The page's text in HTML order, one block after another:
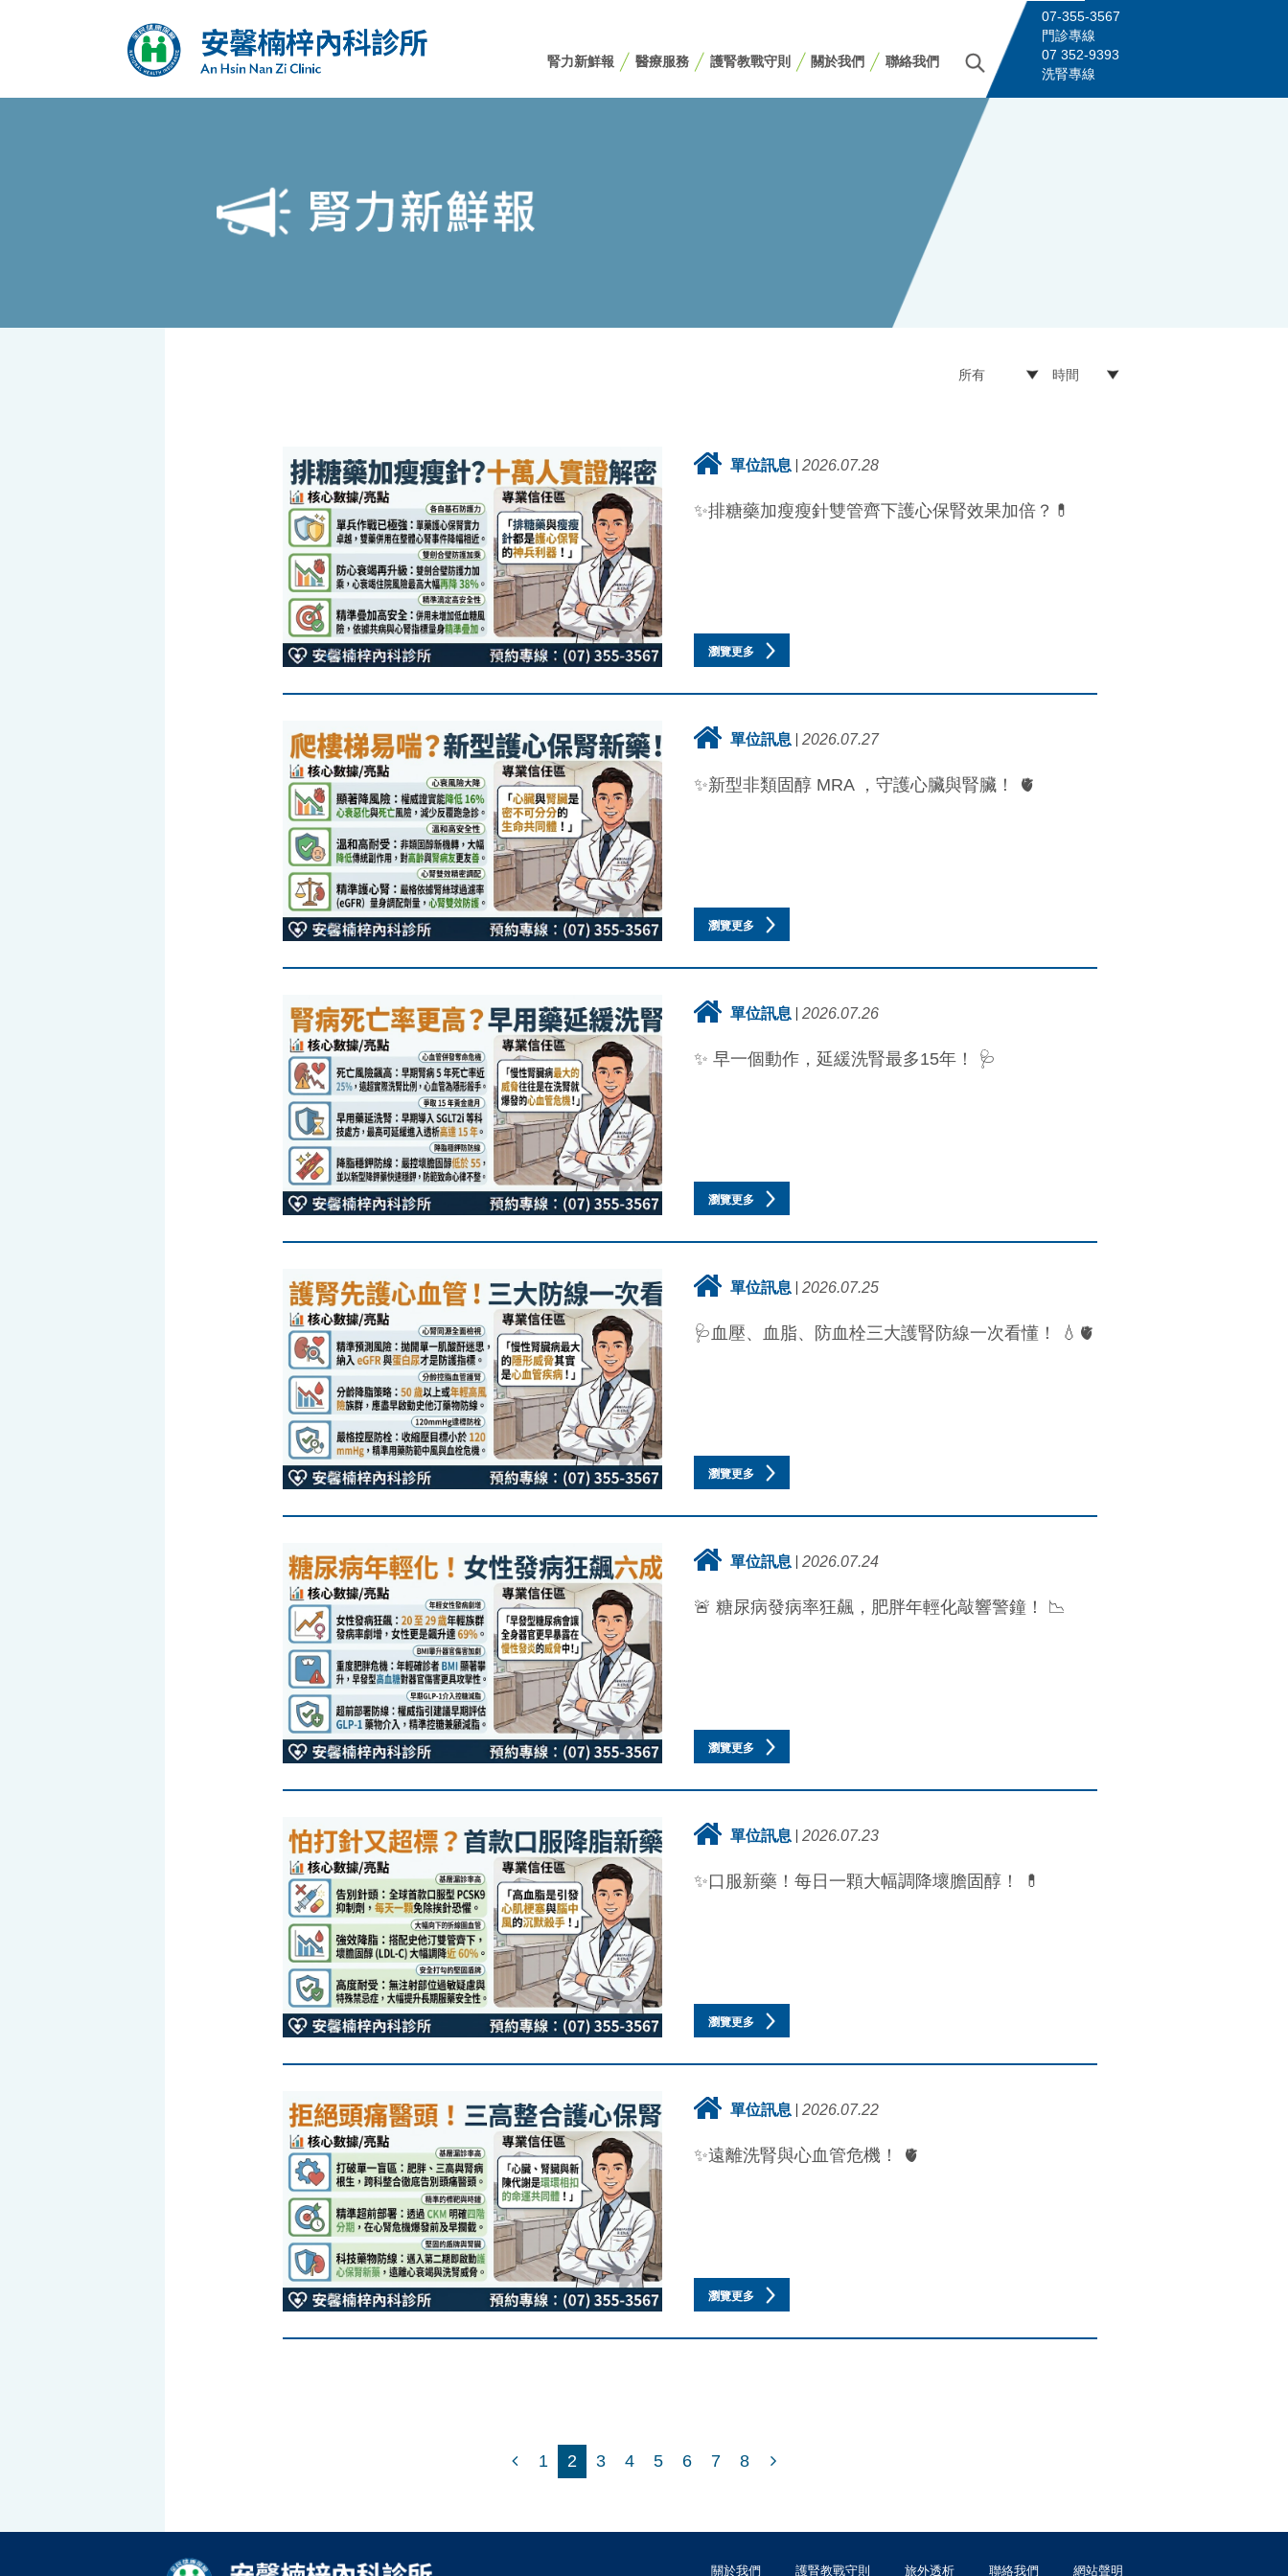
腎力新鮮報 醫療服務 護腎教戰守則 關於我們 聯絡我們
07-355-3567
門診專線
07 352-9393
洗腎專線
單位訊息 2026.07.28
✨排糖藥加瘦瘦針雙管齊下護心保腎效果加倍？💊
瀏覽更多
單位訊息 2026.07.27
✨新型非類固醇 MRA ，守護心臟與腎臟！ 🫀
瀏覽更多
單位訊息 2026.07.26
✨ 早一個動作，延緩洗腎最多15年！ 🩺
瀏覽更多
單位訊息 2026.07.25
🩺血壓、血脂、防血栓三大護腎防線一次看懂！ 💧🫀
瀏覽更多
單位訊息 2026.07.24
🚨 糖尿病發病率狂飆，肥胖年輕化敲響警鐘！ 📉
瀏覽更多
單位訊息 2026.07.23
✨口服新藥！每日一顆大幅調降壞膽固醇！ 💊
瀏覽更多
單位訊息 2026.07.22
✨遠離洗腎與心血管危機！ 🫀
瀏覽更多
1 2 3 4 5 6 7 8
關於我們 護腎教戰守則 旅外透析 聯絡我們 網站聲明